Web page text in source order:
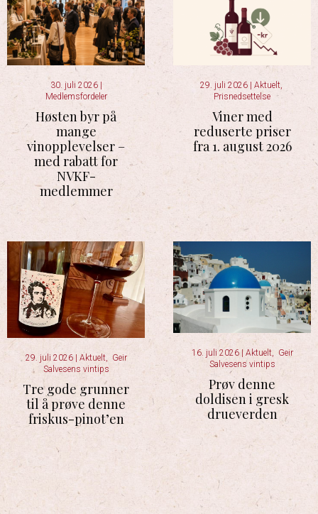
30. juli 2026 |
Medlemsfordeler
Høsten byr på
mange
vinopplevelser –
med rabatt for
NVKF-
medlemmer
29. juli 2026 | Aktuelt,
Prisnedsettelse
Viner med
reduserte priser
fra 1. august 2026
29. juli 2026 Aktuelt, Geir
Salvesens vintips
Tre gode grunner
til å prøve denne
friskus-pinot’en
16. juli 2026 | Aktuelt,
Geir
Salvesens vintips
Prøv denne
doldisen i gresk
drueverden